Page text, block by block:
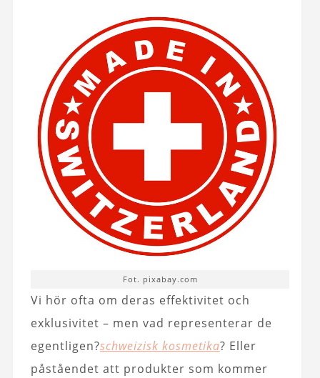
Fot. pixabay.com
Vi hör ofta om deras effektivitet och
exklusivitet – men vad representerar de
egentligen?schweizisk kosmetika? Eller
påståendet att produkter som kommer